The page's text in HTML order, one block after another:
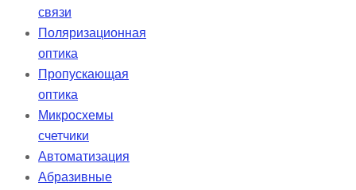
связи
Поляризационная
оптика
Пропускающая
оптика
Микросхемы
счетчики
Автоматизация
Абразивные